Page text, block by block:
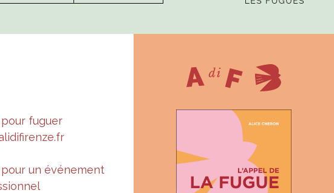
fuguer
un événement